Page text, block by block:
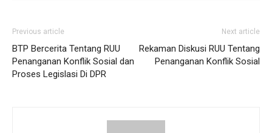
Previous article
BTP Bercerita Tentang RUU
Penanganan Konflik Sosial dan
Proses Legislasi Di DPR
Next article
Rekaman Diskusi RUU Tentang
Penanganan Konflik Sosial